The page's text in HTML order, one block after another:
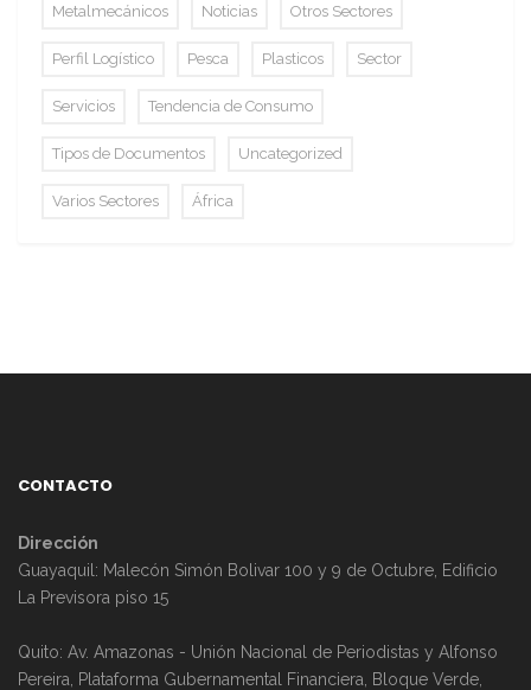
Metalmecánicos Noticias Otros Sectores
Perfil Logístico Pesca Plasticos Sector
Servicios Tendencia de Consumo
Tipos de Documentos Uncategorized
Varios Sectores África
CONTACTO
Dirección
Guayaquil: Malecón Simón Bolivar 100 y 9 de Octubre, Edificio
La Previsora piso 15
Quito: Av. Amazonas - Unión Nacional de Periodistas y Alfonso
Pereira, Plataforma Gubernamental Financiera, Bloque Verde,